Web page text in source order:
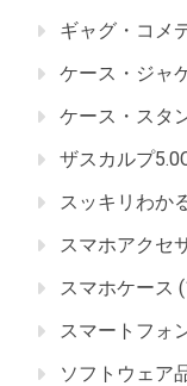
ギャグ・コメ
ケース・ジャ
ケース・スタ
ザスカルプ
スッキリわか
スマホアクセ
スマホケース
スマートフォ
ソフトウェア